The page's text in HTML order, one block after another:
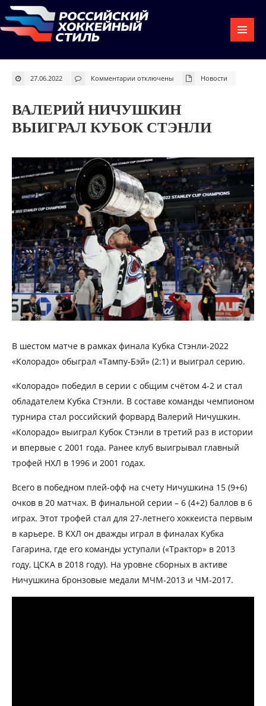
27.06.2022 Комментарии к
выиграл
Кубок
Стэнли
отключены Новости
ВАЛЕРИЙ НИЧУШКИН
ВЫИГРАЛ КУБОК СТЭНЛИ
В шестом матче в рамках финала Кубка Стэнли-2022
«Колорадо» обыграл «Тампу-Бэй» (2:1) и выиграл серию.
«Колорадо» победил в серии с общим счётом 4-2 и стал
обладателем Кубка Стэнли. В составе команды чемпионом
турнира стал российский форвард Валерий Ничушкин.
«Колорадо» выиграл Кубок Стэнли в третий раз в истории
и впервые с 2001 года. Ранее клуб выигрывал главный
трофей НХЛ в 1996 и 2001 годах.
Всего в победном плей-офф на счету Ничушкина 15 (9+6)
очков в 20 матчах. В финальной серии – 6 (4+2) баллов в 6
играх. Этот трофей стал для 27-летнего хоккеиста первым
в карьере. В КХЛ он дважды играл в финалах Кубка
Гагарина, где его команды уступали («Трактор» в 2013
году, ЦСКА в 2018 году). На уровне сборных в активе
Ничушкина бронзовые медали МЧМ-2013 и ЧМ-2017.